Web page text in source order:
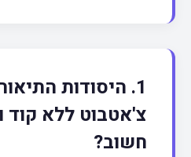
1. היסודות
צ'אטבוט ללא קוד
חשוב?